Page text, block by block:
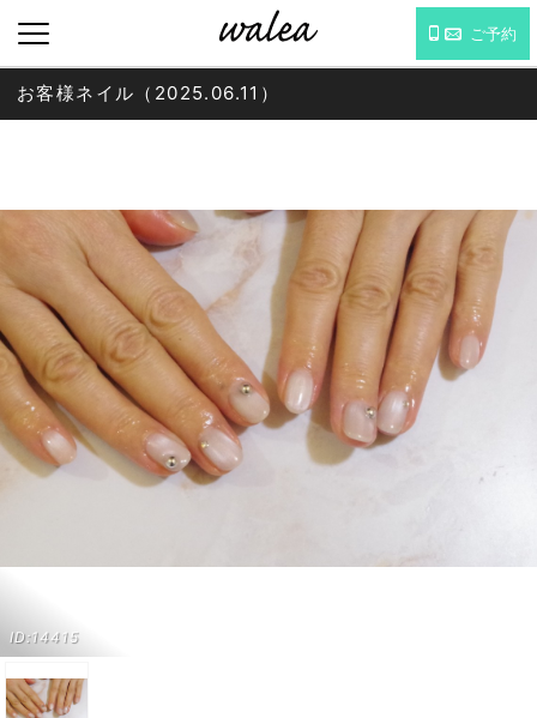
ご予約
ID:14415
お客様ネイル（2025.06.11）